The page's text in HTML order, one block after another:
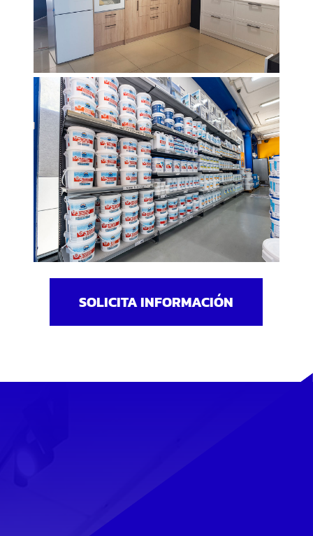
SOLICITA INFORMACIÓN